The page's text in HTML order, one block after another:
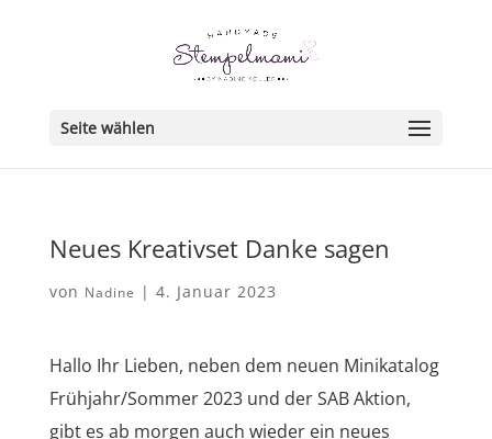
Seite wählen
Neues Kreativset Danke sagen
von Nadine | 4. Januar 2023
Hallo Ihr Lieben, neben dem neuen Minikatalog
Frühjahr/Sommer 2023 und der SAB Aktion,
gibt es ab morgen auch wieder ein neues